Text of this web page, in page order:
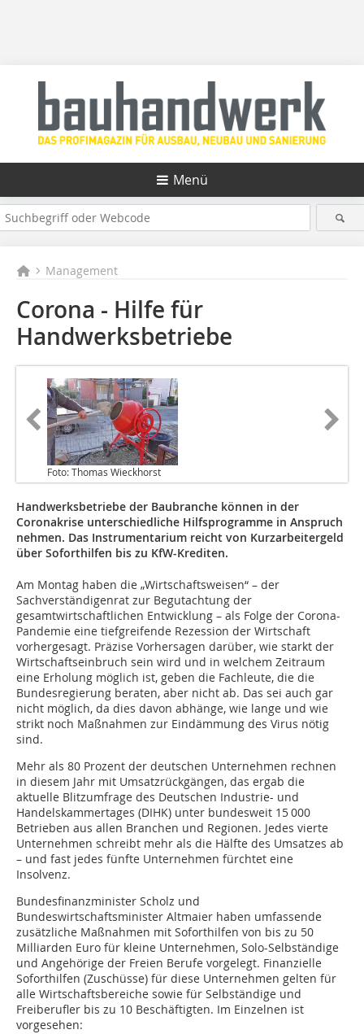
Menü
Management
Corona - Hilfe für
Handwerksbetriebe
Foto: Thomas Wieckhorst
Handwerksbetriebe der Baubranche können in der
Coronakrise unterschiedliche Hilfsprogramme in Anspruch
nehmen. Das Instrumentarium reicht von Kurzarbeitergeld
über Soforthilfen bis zu KfW-Krediten.
Am Montag haben die „Wirtschaftsweisen“ – der
Sachverständigenrat zur Begutachtung der
gesamtwirtschaftlichen Entwicklung – als Folge der Corona-
Pandemie eine tiefgreifende Rezession der Wirtschaft
vorhergesagt. Präzise Vorhersagen darüber, wie starkt der
Wirtschaftseinbruch sein wird und in welchem Zeitraum
eine Erholung möglich ist, geben die Fachleute, die die
Bundesregierung beraten, aber nicht ab. Das sei auch gar
nicht möglich, da dies davon abhänge, wie lange und wie
strikt noch Maßnahmen zur Eindämmung des Virus nötig
sind.
Mehr als 80 Prozent der deutschen Unternehmen rechnen
in diesem Jahr mit Umsatzrückgängen, das ergab die
aktuelle Blitzumfrage des Deutschen Industrie- und
Handelskammertages (DIHK) unter bundesweit 15 000
Betrieben aus allen Branchen und Regionen. Jedes vierte
Unternehmen schreibt mehr als die Hälfte des Umsatzes ab
– und fast jedes fünfte Unternehmen fürchtet eine
Insolvenz.
Bundesfinanzminister Scholz und
Bundeswirtschaftsminister Altmaier haben umfassende
zusätzliche Maßnahmen mit Soforthilfen von bis zu 50
Milliarden Euro für kleine Unternehmen, Solo-Selbständige
und Angehörige der Freien Berufe vorgelegt. Finanzielle
Soforthilfen (Zuschüsse) für diese Unternehmen gelten für
alle Wirtschaftsbereiche sowie für Selbständige und
Freiberufler bis zu 10 Beschäftigten. Im Einzelnen ist
vorgesehen: